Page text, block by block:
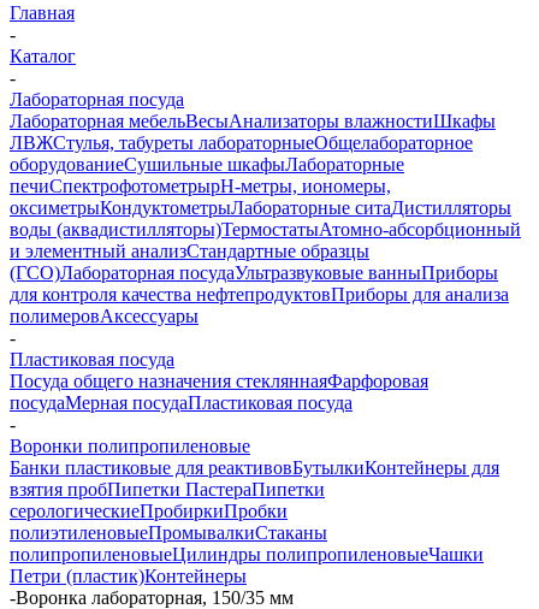
Главная
-
Каталог
-
Лабораторная посуда
Лабораторная мебельВесыАнализаторы влажностиШкафы
ЛВЖСтулья, табуреты лабораторныеОбщелабораторное
оборудованиеСушильные шкафыЛабораторные
печиСпектрофотометрыpH-метры, иономеры,
оксиметрыКондуктометрыЛабораторные ситаДистилляторы
воды (аквадистилляторы)ТермостатыАтомно-абсорбционный
и элементный анализСтандартные образцы
(ГСО)Лабораторная посудаУльтразвуковые ванныПриборы
для контроля качества нефтепродуктовПриборы для анализа
полимеровАксессуары
-
Пластиковая посуда
Посуда общего назначения стекляннаяФарфоровая
посудаМерная посудаПластиковая посуда
-
Воронки полипропиленовые
Банки пластиковые для реактивовБутылкиКонтейнеры для
взятия пробПипетки ПастераПипетки
серологическиеПробиркиПробки
полиэтиленовыеПромывалкиСтаканы
полипропиленовыеЦилиндры полипропиленовыеЧашки
Петри (пластик)Контейнеры
-Воронка лабораторная, 150/35 мм